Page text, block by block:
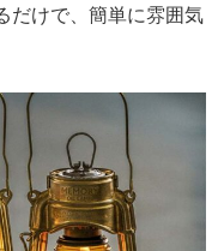
だけで、簡単に雰囲気